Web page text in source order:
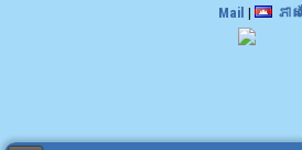
Mail | ភា